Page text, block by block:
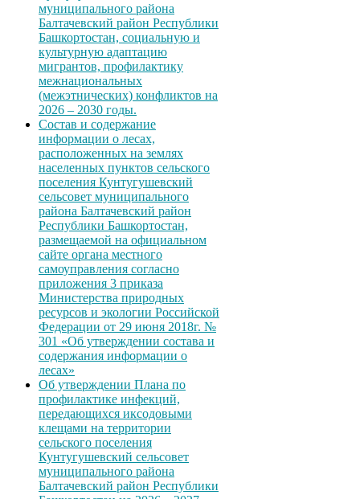
муниципального района
Балтачевский район Республики
Башкортостан, социальную и
культурную адаптацию
мигрантов, профилактику
межнациональных
(межэтнических) конфликтов на
2026 – 2030 годы.
Состав и содержание
информации о лесах,
расположенных на землях
населенных пунктов сельского
поселения Кунтугушевский
сельсовет муниципального
района Балтачевский район
Республики Башкортостан,
размещаемой на официальном
сайте органа местного
самоуправления согласно
приложения 3 приказа
Министерства природных
ресурсов и экологии Российской
Федерации от 29 июня 2018г. №
301 «Об утверждении состава и
содержания информации о
лесах»
Об утверждении Плана по
профилактике инфекций,
передающихся иксодовыми
клещами на территории
сельского поселения
Кунтугушевский сельсовет
муниципального района
Балтачевский район Республики